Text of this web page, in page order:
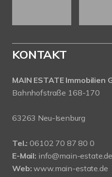
KONTAKT
MAIN ESTATE Immobilien
Bahnhofstraße 168-170
63263 Neu-Isenburg
Tel.: 06102 70 87 80 0
E-Mail: info@main-estate.de
Web: www.main-estate.de